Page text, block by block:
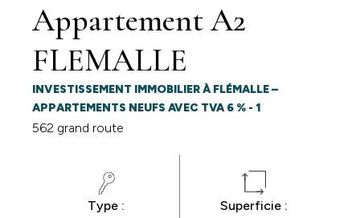
Appartement A2
FLEMALLE
INVESTISSEMENT IMMOBILIER À FLÉMALLE –
APPARTEMENTS NEUFS AVEC TVA 6 % - 1
562 grand route
Type :
Superficie :